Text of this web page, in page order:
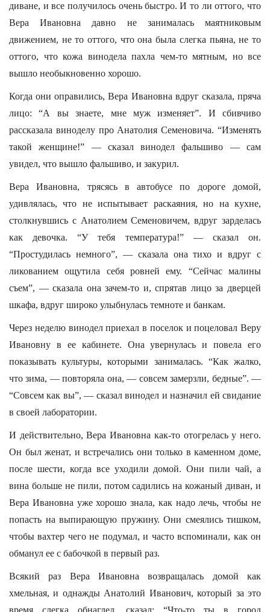
диване, и все получилось очень быстро. И то ли оттого, что
Вера Ивановна давно не занималась маятниковым
движением, не то оттого, что она была слегка пьяна, не то
оттого, что кожа винодела пахла чем-то мятным, но все
вышло необыкновенно хорошо.
Когда они оправились, Вера Ивановна вдруг сказала, пряча
лицо: “А вы знаете, мне муж изменяет”. И сбивчиво
рассказала виноделу про Анатолия Семеновича. “Изменять
такой женщине!” — сказал винодел фальшиво — сам
увидел, что вышло фальшиво, и закурил.
Вера Ивановна, трясясь в автобусе по дороге домой,
удивлялась, что не испытывает раскаяния, но на кухне,
столкнувшись с Анатолием Семеновичем, вдруг зарделась
как девочка. “У тебя температура!” — сказал он.
“Простудилась немного”, — сказала она тихо и вдруг с
ликованием ощутила себя ровней ему. “Сейчас малины
съем”, — сказала она зачем-то и, спрятав лицо за дверцей
шкафа, вдруг широко улыбнулась темноте и банкам.
Через неделю винодел приехал в поселок и поцеловал Веру
Ивановну в ее кабинете. Она увернулась и повела его
показывать культуры, которыми занималась. “Как жалко,
что зима, — повторяла она, — совсем замерзли, бедные”. —
“Совсем как вы”, — сказал винодел и назначил ей свидание
в своей лаборатории.
И действительно, Вера Ивановна как-то отогрелась у него.
Он был женат, и встречались они только в каменном доме,
после шести, когда все уходили домой. Они пили чай, а
вина больше не пили, потом садились на кожаный диван, и
Вера Ивановна уже хорошо знала, как надо лечь, чтобы не
попасть на выпирающую пружину. Они смеялись тишком,
чтобы вахтер чего не подумал, и часто вспоминали, как он
обманул ее с бабочкой в первый раз.
Всякий раз Вера Ивановна возвращалась домой как
хмельная, и однажды Анатолий Иванович, который за это
время слегка обнаглел, сказал: “Что-то ты в город